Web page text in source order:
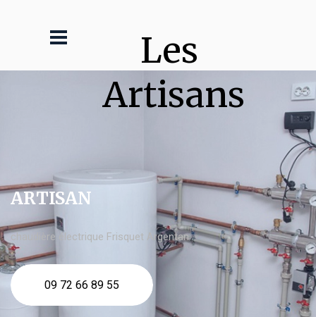
Les
Artisans
ARTISAN
chaudière électrique Frisquet Argentan
09 72 66 89 55